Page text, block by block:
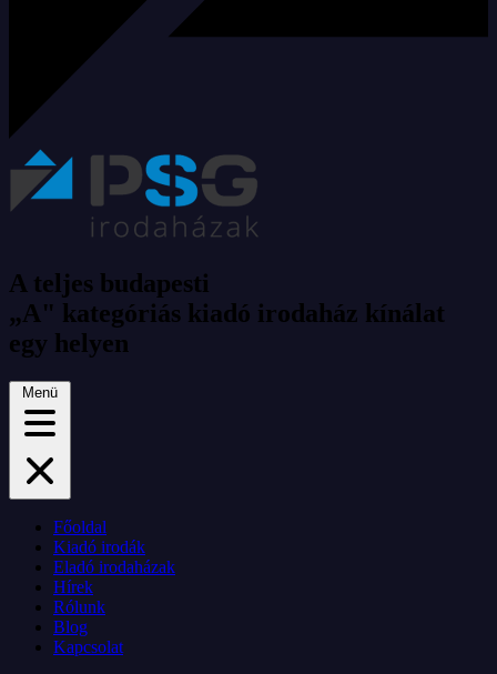
A teljes budapesti
„A" kategóriás kiadó irodaház kínálat
egy helyen
Menü
Főoldal
Kiadó irodák
Eladó irodaházak
Hírek
Rólunk
Blog
Kapcsolat